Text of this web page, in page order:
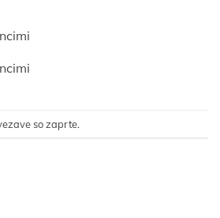
so zaprte.